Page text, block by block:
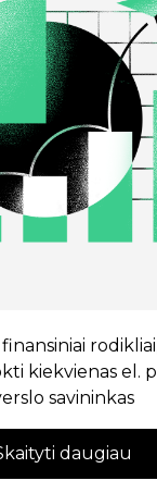
kiekvienas el.
savininkas
daugiau